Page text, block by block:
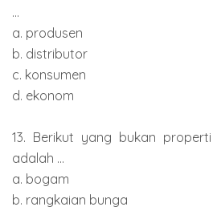
...
a. produsen
b. distributor
c. konsumen
d. ekonom
13. Berikut yang bukan
adalah ...
a. bogam
b. rangkaian bunga